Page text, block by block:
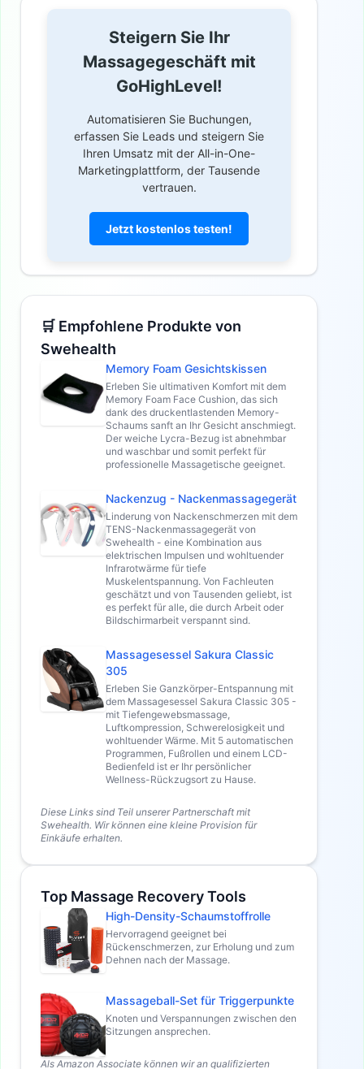
Steigern Sie Ihr
Massagegeschäft mit
GoHighLevel!
Automatisieren Sie Buchungen,
erfassen Sie Leads und steigern Sie
Ihren Umsatz mit der All-in-One-
Marketingplattform, der Tausende
vertrauen.
Jetzt kostenlos testen!
🛒 Empfohlene Produkte von
Swehealth
Memory Foam Gesichtskissen
Erleben Sie ultimativen Komfort mit dem
Memory Foam Face Cushion, das sich
dank des druckentlastenden Memory-
Schaums sanft an Ihr Gesicht anschmiegt.
Der weiche Lycra-Bezug ist abnehmbar
und waschbar und somit perfekt für
professionelle Massagetische geeignet.
Nackenzug - Nackenmassagegerät
Linderung von Nackenschmerzen mit dem
TENS-Nackenmassagegerät von
Swehealth - eine Kombination aus
elektrischen Impulsen und wohltuender
Infrarotwärme für tiefe
Muskelentspannung. Von Fachleuten
geschätzt und von Tausenden geliebt, ist
es perfekt für alle, die durch Arbeit oder
Bildschirmarbeit verspannt sind.
Massagesessel Sakura Classic
305
Erleben Sie Ganzkörper-Entspannung mit
dem Massagesessel Sakura Classic 305 -
mit Tiefengewebsmassage,
Luftkompression, Schwerelosigkeit und
wohltuender Wärme. Mit 5 automatischen
Programmen, Fußrollen und einem LCD-
Bedienfeld ist er Ihr persönlicher
Wellness-Rückzugsort zu Hause.
Diese Links sind Teil unserer Partnerschaft mit
Swehealth. Wir können eine kleine Provision für
Einkäufe erhalten.
Top Massage Recovery Tools
High-Density-Schaumstoffrolle
Hervorragend geeignet bei
Rückenschmerzen, zur Erholung und zum
Dehnen nach der Massage.
Massageball-Set für Triggerpunkte
Knoten und Verspannungen zwischen den
Sitzungen ansprechen.
Als Amazon Associate können wir an qualifizierten